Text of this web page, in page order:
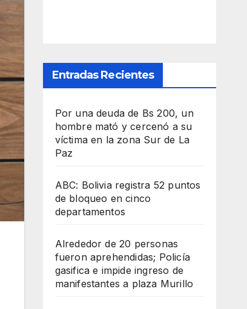
Entradas Recientes
Por una deuda de Bs 200, un
hombre mató y cercenó a su
víctima en la zona Sur de La
Paz
ABC: Bolivia registra 52 puntos
de bloqueo en cinco
departamentos
Alrededor de 20 personas
fueron aprehendidas; Policía
gasifica e impide ingreso de
manifestantes a plaza Murillo